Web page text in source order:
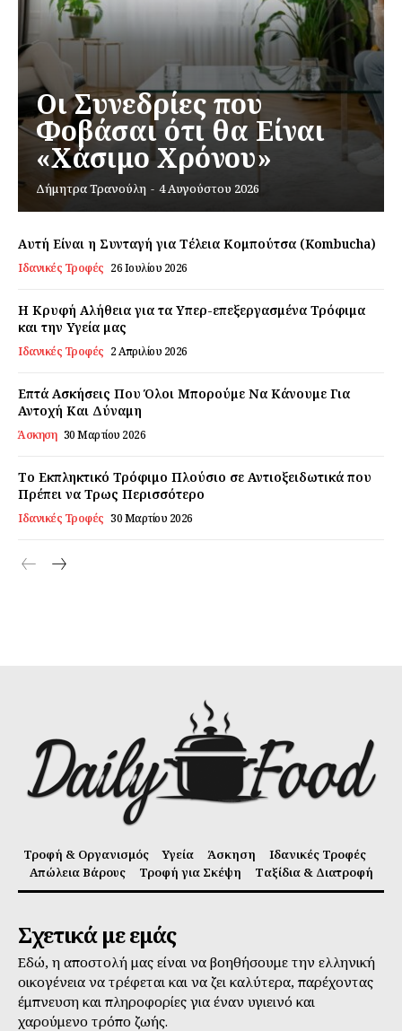
Daily Food
Σχετικά με εμάς
Ο λογαριασμός μου
Οι Συνεδρίες που
Φοβάσαι ότι θα Είναι
«Χάσιμο Χρόνου»
Δήμητρα Τρανούλη - 4 Αυγούστου 2026
Αυτή Είναι η Συνταγή για Τέλεια Κομπούτσα (Kombucha)
Ιδανικές Τροφές 26 Ιουλίου 2026
Η Κρυφή Αλήθεια για τα Υπερ-επεξεργασμένα Τρόφιμα
και την Υγεία μας
Ιδανικές Τροφές 2 Απριλίου 2026
Επτά Ασκήσεις Που Όλοι Μπορούμε Να Κάνουμε Για
Αντοχή Και Δύναμη
Άσκηση 30 Μαρτίου 2026
Το Εκπληκτικό Τρόφιμο Πλούσιο σε Αντιοξειδωτικά που
Πρέπει να Τρως Περισσότερο
Ιδανικές Τροφές 30 Μαρτίου 2026
Τροφή & Οργανισμός Υγεία Άσκηση
Ιδανικές Τροφές
Απώλεια Βάρους
Τροφή για Σκέψη Ταξίδια & Διατροφή
Σχετικά με εμάς
Εδώ, η αποστολή μας είναι να βοηθήσουμε την ελληνική
οικογένεια να τρέφεται και να ζει καλύτερα, παρέχοντας
έμπνευση και πληροφορίες για έναν υγιεινό και
χαρούμενο τρόπο ζωής.